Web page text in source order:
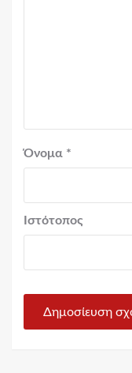
Όνομα *
Ιστότοπος